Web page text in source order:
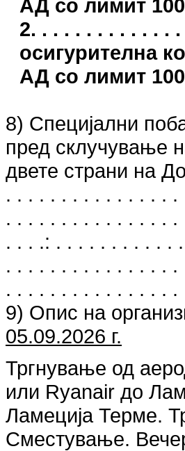
АД сo лимит
2. . . . . . . . . . . . .
осигурителна
АД сo лимит
8) Специјални
пред склучување
двете страни на
. . . . . . . . . . . . . . .
. . . . . . . . . . . . . . .
. . . .: . . . . . . . . . . .
. . . . . . . . . . . . . . .
. . . . . . . . . . . . . . .
9) Опис на
05.09.2026 г.
Тргнување од
или Ryanair до
Ламеција Терме.
Сместување.